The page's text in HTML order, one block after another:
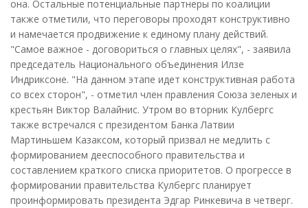
она. Остальные потенциальные партнеры по коалиции
также отметили, что переговоры проходят конструктивно
и намечается продвижение к единому плану действий.
"Самое важное - договориться о главных целях", - заявила
председатель Национального объединения Илзе
Индриксоне. "На данном этапе идет конструктивная работа
со всех сторон", - отметил член правления Союза зеленых и
крестьян Виктор Валайнис. Утром во вторник Кулбергс
также встречался с президентом Банка Латвии
Мартиньшем Казаксом, который призвал не медлить с
формированием дееспособного правительства и
составлением краткого списка приоритетов. О прогрессе в
формировании правительства Кулбергс планирует
проинформировать президента Эдгар Ринкевича в четверг.